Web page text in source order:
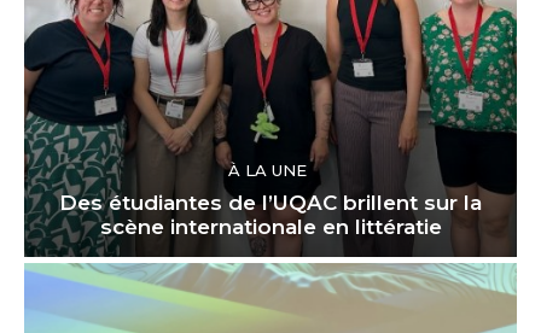
À LA UNE
Des étudiantes de l’UQAC brillent sur la
scène internationale en littératie